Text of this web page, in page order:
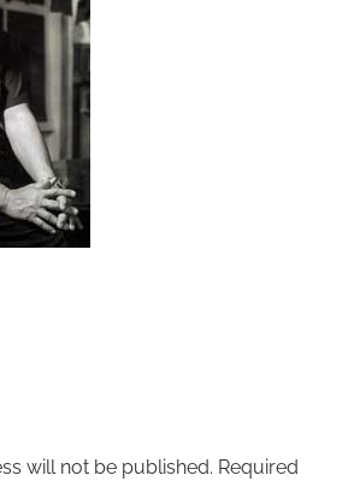
will not be published. Required